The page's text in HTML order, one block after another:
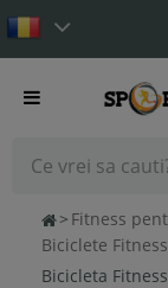
Toggle
> Fitness
Biciclete Fitness
Bicicleta